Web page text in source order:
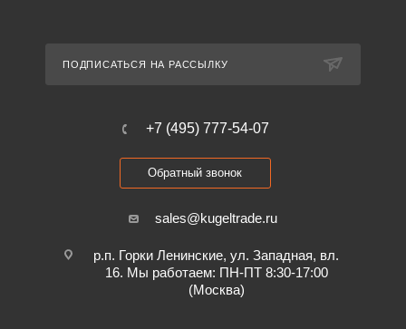
ПОДПИСАТЬСЯ НА РАССЫЛКУ
+7 (495) 777-54-07
Обратный звонок
sales@kugeltrade.ru
р.п. Горки Ленинские, ул. Западная, вл.
16. Мы работаем: ПН-ПТ 8:30-17:00
(Москва)